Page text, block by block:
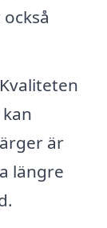
Kvaliteten
är
längre